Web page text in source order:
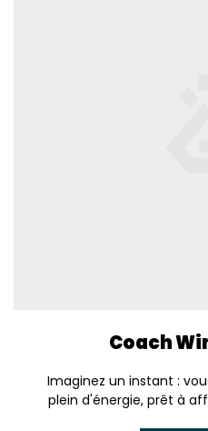
Coach
Imaginez un instant :
plein d'énergie, prêt à